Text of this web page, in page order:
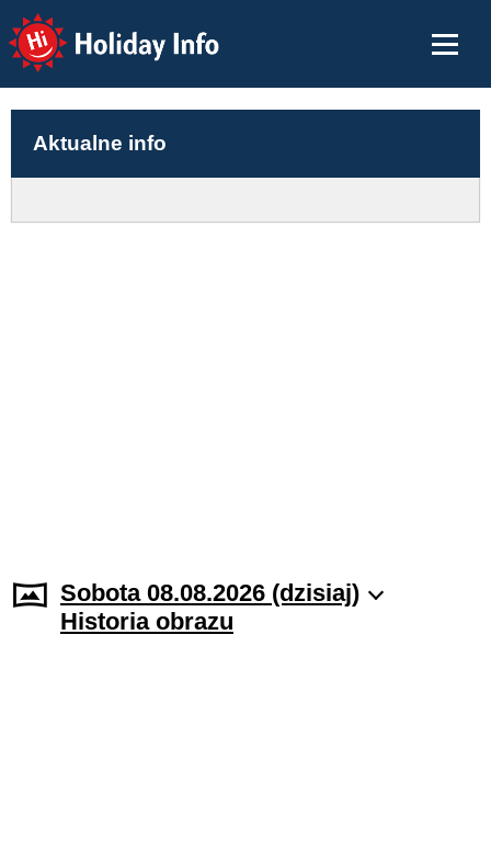
Holiday Info
Aktualne info
Sobota 08.08.2026 (dzisiaj)
Historia obrazu